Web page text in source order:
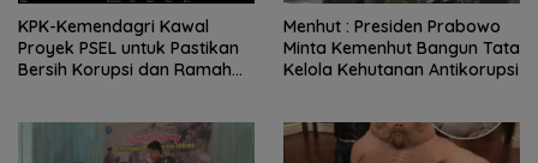
KPK-Kemendagri Kawal
Proyek PSEL untuk Pastikan
Bersih Korupsi dan Ramah
Menhut : Presiden Prabowo
Minta Kemenhut Bangun Tata
Kelola Kehutanan Antikorupsi